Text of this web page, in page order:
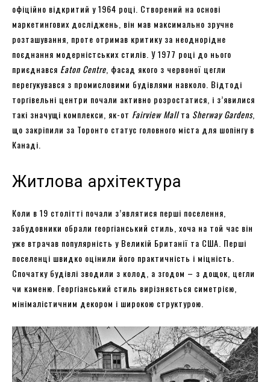
офіційно відкритий у 1964 році. Створений на основі
маркетингових досліджень, він мав максимально зручне
розташування, проте отримав критику за неоднорідне
поєднання модерністських стилів. У 1977 році до нього
приєднався Eaton Centre , фасад якого з червоної цегли
перегукувався з промисловими будівлями навколо. Відтоді
торгівельні центри почали активно розростатися, і з’явилися
такі значущі комплекси, як-от Fairview Mallта Sherway Gardens,
що закріпили за Торонто статус головного міста для шопінгу в
Канаді.
Житлова архітектура
Коли в 19 столітті почали з’являтися перші поселення,
забудовники обрали георгіанський стиль, хоча на той час він
уже втрачав популярність у Великій Британії та США. Перші
поселенці швидко оцінили його практичність і міцність.
Спочатку будівлі зводили з колод, а згодом – з дощок, цегли
чи каменю. Георгіанський стиль вирізняється симетрією,
мінімалістичним декором і широкою структурою.